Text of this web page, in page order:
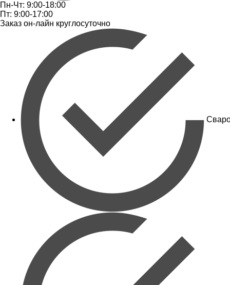
Пн-Чт: 9:00-18:00
Пт: 9:00-17:00
Заказ он-лайн круглосуточно